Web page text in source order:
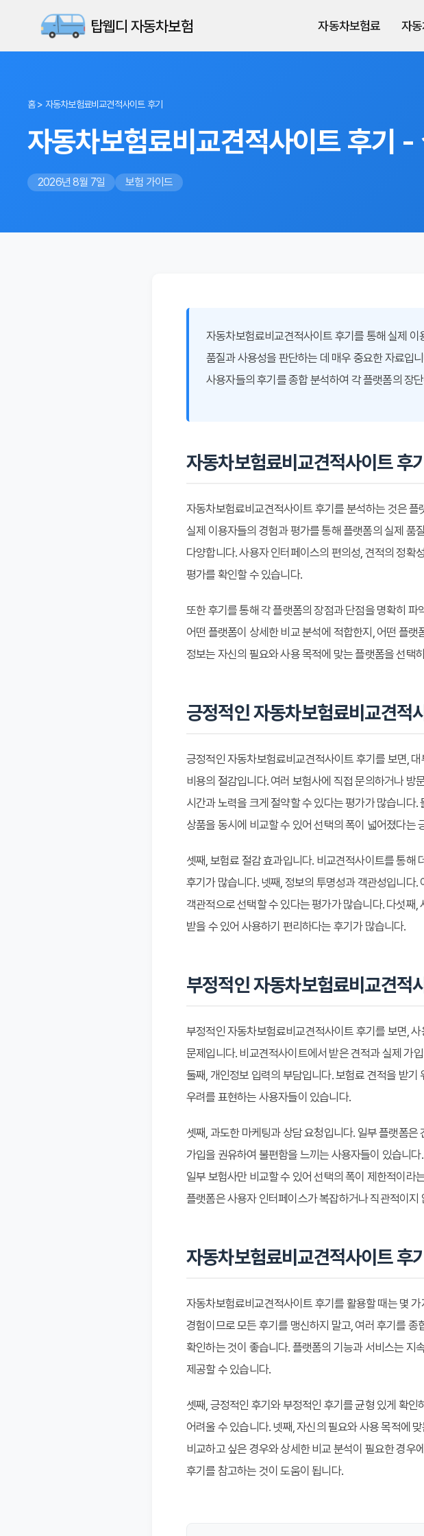
탑웹디 자동차보험 자동차보험료 자
홈> 자동차보험료비교견적사이트 후기
자동차보험료비교견적사이트 후기
2026년 8월 7일 보험 가이드
자동차보험료비교견적사이트 후기를 통해 실제
품질과 사용성을 판단하는 데 매우 중요한 자료입
사용자들의 후기를 종합 분석하여 각 플랫폼의 장
자동차보험료비교견적사이트 후
자동차보험료비교견적사이트 후기를 분석하는 것은
실제 이용자들의 경험과 평가를 통해 플랫폼의 실제 품
다양합니다. 사용자 인터페이스의 편의성, 견적의 정확
평가를 확인할 수 있습니다.
또한 후기를 통해 각 플랫폼의 장점과 단점을 명확히
어떤 플랫폼이 상세한 비교 분석에 적합한지, 어떤 플
정보는 자신의 필요와 사용 목적에 맞는 플랫폼을 선택
긍정적인 자동차보험료비교견적
긍정적인 자동차보험료비교견적사이트 후기를 보면,
비용의 절감입니다. 여러 보험사에 직접 문의하거나 방
시간과 노력을 크게 절약할 수 있다는 평가가 많습니다
상품을 동시에 비교할 수 있어 선택의 폭이 넓어졌다는
셋째, 보험료 절감 효과입니다. 비교견적사이트를 통해
후기가 많습니다. 넷째, 정보의 투명성과 객관성입니다
객관적으로 선택할 수 있다는 평가가 많습니다. 다섯째
받을 수 있어 사용하기 편리하다는 후기가 많습니다.
부정적인 자동차보험료비교견적
부정적인 자동차보험료비교견적사이트 후기를 보면,
문제입니다. 비교견적사이트에서 받은 견적과 실제 가
둘째, 개인정보 입력의 부담입니다. 보험료 견적을 받
우려를 표현하는 사용자들이 있습니다.
셋째, 과도한 마케팅과 상담 요청입니다. 일부 플랫폼
가입을 권유하여 불편함을 느끼는 사용자들이 있습니
일부 보험사만 비교할 수 있어 선택의 폭이 제한적이라
플랫폼은 사용자 인터페이스가 복잡하거나 직관적이
자동차보험료비교견적사이트 후
자동차보험료비교견적사이트 후기를 활용할 때는 몇
경험이므로 모든 후기를 맹신하지 말고, 여러 후기를
확인하는 것이 좋습니다. 플랫폼의 기능과 서비스는 지
제공할 수 있습니다.
셋째, 긍정적인 후기와 부정적인 후기를 균형 있게 확
어려울 수 있습니다. 넷째, 자신의 필요와 사용 목적에
비교하고 싶은 경우와 상세한 비교 분석이 필요한 경우
후기를 참고하는 것이 도움이 됩니다.